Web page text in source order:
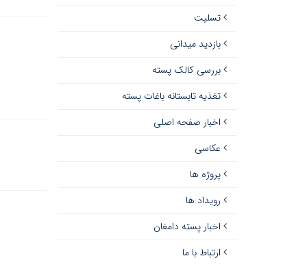
تسلیت
بازدید میدانی
بررسی کالک پسته
تغذیه تابستانه باغات پسته
اخبار صفحه اصلی
عکاسی
پروژه ها
رویداد ها
اخبار پسته دامغان
ارتباط با ما